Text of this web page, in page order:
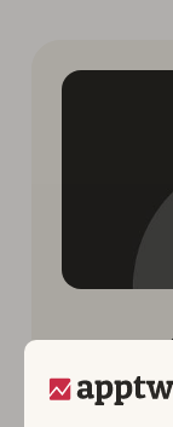
使用这份全
用产品页面